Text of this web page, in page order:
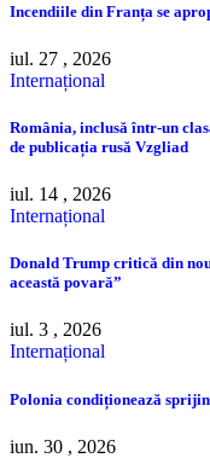
Incendiile din Franța se
iul. 27 , 2026
Internațional
România, inclusă într-un
de publicația rusă Vzgliad
iul. 14 , 2026
Internațional
Donald Trump critică din
această povară”
iul. 3 , 2026
Internațional
Polonia condiționează
iun. 30 , 2026